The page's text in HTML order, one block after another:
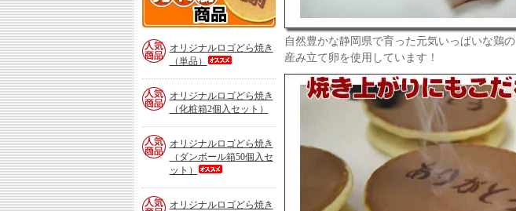
ら
ら
焼
き」
筋
商
オリジナルロゴどら焼き
（単品）
オリジナルロゴどら焼き
（化粧箱2個入セット）
オリジナルロゴどら焼き
（ダンボール箱50個入セ
ット）
オリジナルロゴどら焼き
自然豊かな静岡県で育った元気いっぱいな鶏の
産み立て卵を使用しています！